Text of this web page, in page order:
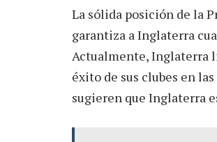
La sólida posición de la
garantiza a Inglaterra
Actualmente, Inglaterra
éxito de sus clubes en
sugieren que Inglaterra